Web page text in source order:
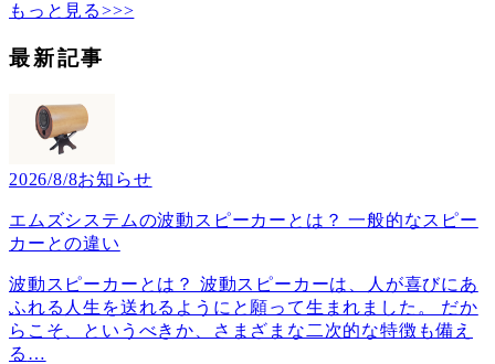
もっと見る>>>
最新記事
2026/8/8お知らせ
エムズシステムの波動スピーカーとは？ 一般的なスピー
カーとの違い
波動スピーカーとは？ 波動スピーカーは、人が喜びにあ
ふれる人生を送れるようにと願って生まれました。 だか
らこそ、というべきか、さまざまな二次的な特徴も備え
る …